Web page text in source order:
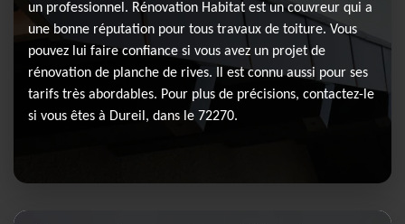
un professionnel. Rénovation Habitat est un couvreur qui a
une bonne réputation pour tous travaux de toiture. Vous
pouvez lui faire confiance si vous avez un projet de
rénovation de planche de rives. Il est connu aussi pour ses
tarifs très abordables. Pour plus de précisions, contactez-le
si vous êtes à Dureil, dans le 72270.